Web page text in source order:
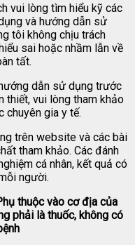
vui lòng tìm hiểu kỹ các
và hướng dẫn sử
tôi không chịu trách
sai hoặc nhầm lẫn về
tất.
dẫn sử dụng trước
thiết, vui lòng tham khảo
chuyên gia y tế.
trên website và các bài
tham khảo. Các đánh
cá nhân, kết quả có
người.
thuộc vào cơ địa của
phải là thuốc, không có